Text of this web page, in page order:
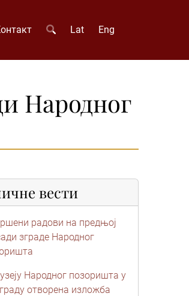
Lat Eng
Народног
вести
радови на предњој
зграде Народног
Народног позоришта у
отворена изложба